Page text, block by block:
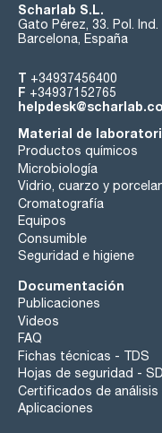
Scharlab S.L.
Gato Pérez, 33. Pol.
Barcelona, España
T +34937456400
F +34937152765
Material de
Productos químicos
Microbiología
Vidrio, cuarzo y
Cromatografía
Equipos
Consumible
Seguridad e higiene
Documentación
Publicaciones
Videos
FAQ
Fichas técnicas - TDS
Hojas de seguridad -
Certificados de análisis
Aplicaciones